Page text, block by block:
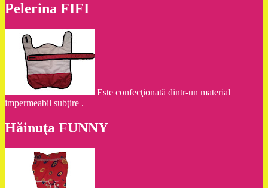
Pelerina FIFI
Este confecţionată dintr-un material
impermeabil subţire .
Hăinuţa FUNNY